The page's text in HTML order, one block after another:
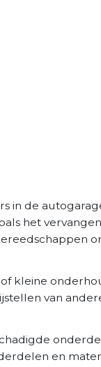
in de
het
kleine
van
en